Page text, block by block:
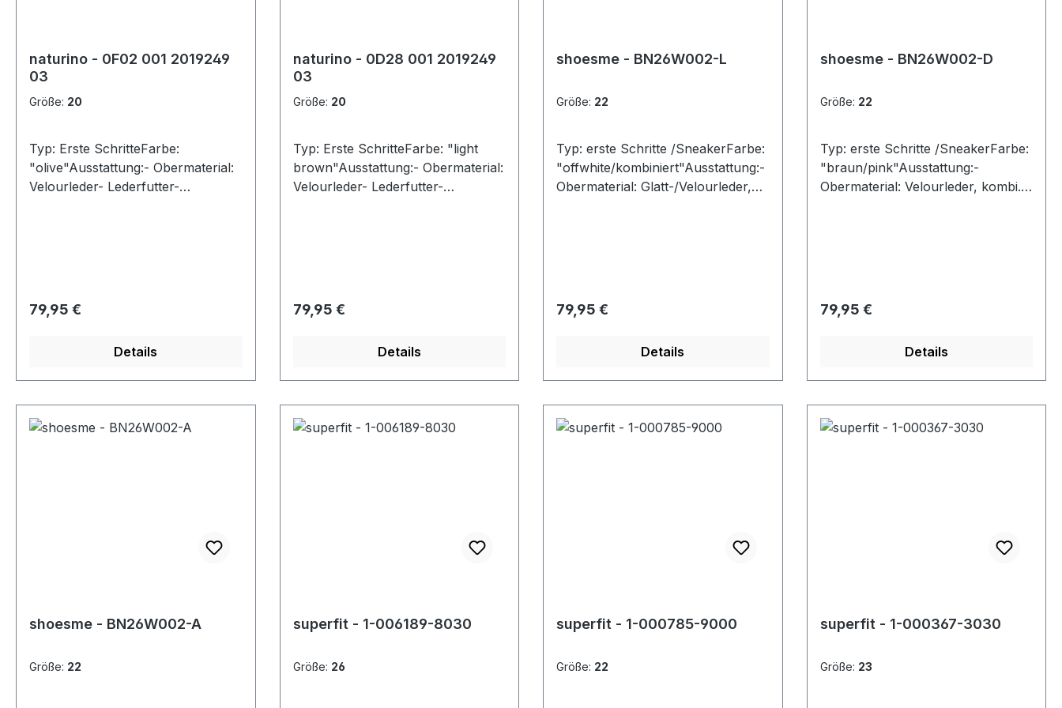
naturino - 0F02 001 2019249
03
Größe: 20
Typ: Erste SchritteFarbe:
"olive"Ausstattung:- Obermaterial:
Velourleder- Lederfutter-
Regulärer Preis:
79,95 €
Details
naturino - 0D28 001 2019249
03
Größe: 20
Typ: Erste SchritteFarbe: "light
brown"Ausstattung:- Obermaterial:
Velourleder- Lederfutter-
Regulärer Preis:
79,95 €
Details
shoesme - BN26W002-L
Größe: 22
Typ: erste Schritte /SneakerFarbe:
"offwhite/kombiniert"Ausstattung:-
Obermaterial: Glatt-/Velourleder,
Regulärer Preis:
79,95 €
Details
shoesme - BN26W002-D
Größe: 22
Typ: erste Schritte /SneakerFarbe:
"braun/pink"Ausstattung:-
Obermaterial: Velourleder, kombi.-
Regulärer Preis:
79,95 €
Details
shoesme - BN26W002-A
Größe: 22
superfit - 1-006189-8030
Größe: 26
superfit - 1-000785-9000
Größe: 22
superfit - 1-000367-3030
Größe: 23